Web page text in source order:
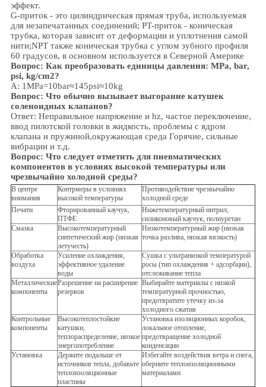
эффект.
G-приток - это цилиндрическая прямая труба, используемая
для незапечатанных соединений; PT-приток - коническая
трубка, которая зависит от деформации и уплотнения самой
нити;NPT также коническая трубка с углом зубного профиля
60 градусов, в основном используется в Северной Америке
Вопрос: Как преобразовать единицы давления: MPa, bar,
psi, kg/cm2?
A: 1MPa=10bar≈145psi≈10kg
Вопрос: Что обычно вызывает выгорание катушек
соленоидных клапанов?
Ответ: Неправильное напряжение и hz, частое переключение,
ввод пилотской головки в жидкость, проблемы с ядром
клапана и пружиной,окружающая среда Горячие, сильные
вибрации и т.д.
Вопрос: Что следует отметить для пневматических
компонентов в условиях высокой температуры или
чрезвычайно холодной среды?
В центре
внимания
Контрмеры в условиях
высокой температуры
Противодействие чрезвычайно
холодной среде
Печати
Фторированный каучук,
ПТФЕ
Нижетемпературный нитрил,
силиконовый каучук, полиуретан
Смазка
Высокотемпературный
синтетический жир (низкая
летучесть)
Низкотемпературный жир (низкая
точка разлива, низкая вязкость)
Обработка
воздуха
Усиление охлаждения,
эффективное удаление
воды
Сушка с ультранизкой температурой
росы (тип охлаждения + адсорбции),
отслеживание тепла
Металлические
компоненты
Разрешение на расширение
резервов
Выбирайте материалы с низкой
температурной прочностью,
предотвратите утечку из-за
холодного сжатия
Контрольные
компоненты
Высокотеплостойкие
катушки,
теплораспределение, низкое
энергопотребление
Установка изоляционных коробок,
локальное отопление,
предотвращение холодной
конденсации
Установка
Держите подальше от
источников тепла, добавьте
теплоизоляционные
пластины
Избегайте воздействия ветра и снега,
оберните теплоизоляционными
материалами